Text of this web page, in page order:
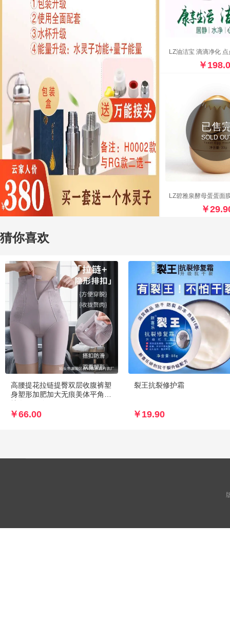
LZ油洁宝 滴滴净化
￥
已售
SOLD
LZ碧雅泉酵母蛋蛋面
￥
猜你喜欢
高腰提花拉链提臀双层收腹裤塑
身塑形加肥加大无痕美体平角内
￥66.00
裂王抗裂修护霜
￥19.90